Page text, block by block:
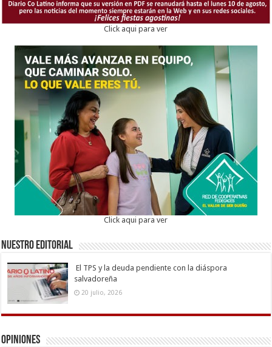
Click aqui para ver
Click aqui para ver
Nuestro Editorial
El TPS y la deuda pendiente con la diáspora
salvadoreña
20 julio, 2026
Opiniones